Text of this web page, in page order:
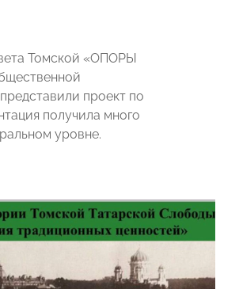
Томской «ОПОРЫ
представили проект по
получила много
уровне.